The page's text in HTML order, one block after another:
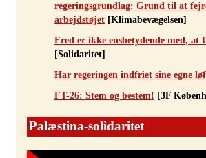
regeringsgrundlag: Grund til at
arbejdstøjet [Klimabevægelsen]
Fred er ikke ensbetydende med, at
[Solidaritet]
Har regeringen indfriet sine egne
FT-26: Stem og bestem! [3F
Palæstina-solidaritet